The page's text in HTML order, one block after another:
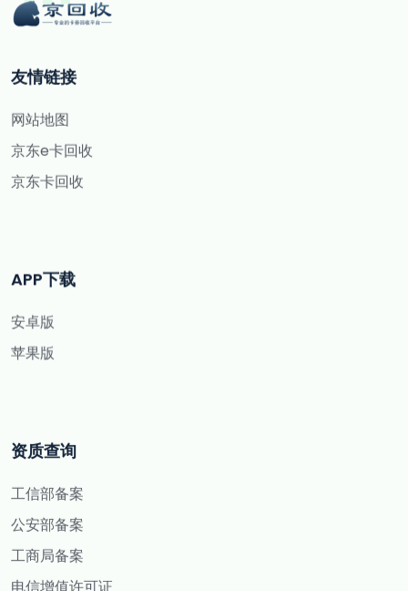
友情链接
网站地图
京东e卡回收
京东卡回收
APP下载
安卓版
苹果版
资质查询
工信部备案
公安部备案
工商局备案
电信增值许可证